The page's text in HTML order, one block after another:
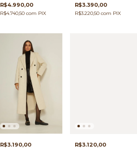
R$4.990,00
R$4.740,50com PIX
R$3.390,00
R$3.220,50 com PIX
R$3.190,00 R$3.120,00